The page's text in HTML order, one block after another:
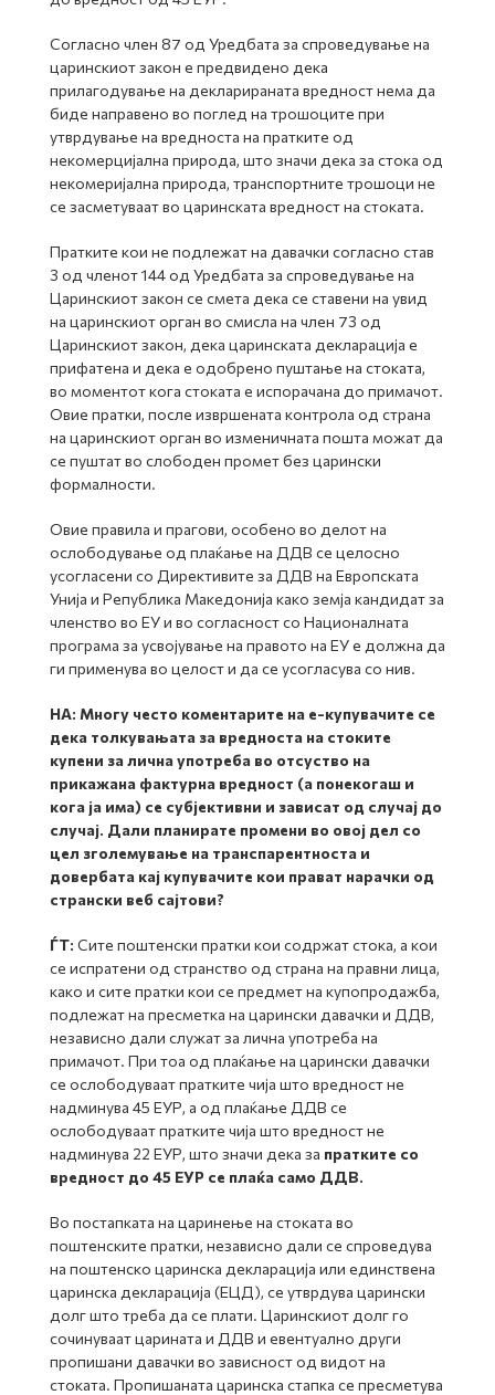
Согласно член 87 од Уредбата за спроведување на
царинскиот закон е предвидено дека
прилагодување на декларираната вредност нема да
биде направено во поглед на трошоците при
утврдување на вредноста на пратките од
некомерцијална природа, што значи дека за стока од
некомеријална природа, транспортните трошоци не
се засметуваат во царинската вредност на стоката.
Пратките кои не подлежат на давачки согласно став
3 од членот 144 од Уредбата за спроведување на
Царинскиот закон се смета дека се ставени на увид
на царинскиот орган во смисла на член 73 од
Царинскиот закон, дека царинската декларација е
прифатена и дека е одобрено пуштање на стоката,
во моментот кога стоката е испорачана до примачот.
Овие пратки, после извршената контрола од страна
на царинскиот орган во изменичната пошта можат да
се пуштат во слободен промет без царински
формалности.
Овие правила и прагови, особено во делот на
ослободување од плаќање на ДДВ се целосно
усогласени со Директивите за ДДВ на Европската
Унија и Република Македонија како земја кандидат за
членство во ЕУ и во согласност со Националната
програма за усвојување на правото на ЕУ е должна да
ги применува во целост и да се усогласува со нив.
НА: Многу често коментарите на е-купувачите се
дека толкувањата за вредноста на стоките
купени за лична употреба во отсуство на
прикажана фактурна вредност (а понекогаш и
кога ја има) се субјективни и зависат од случај до
случај. Дали планирате промени во овој дел со
цел зголемување на транспарентноста и
довербата кај купувачите кои прават нарачки од
странски веб сајтови?
ЃТ: Сите поштенски пратки кои содржат стока, а кои
се испратени од странство од страна на правни лица,
како и сите пратки кои се предмет на купопродажба,
подлежат на пресметка на царински давачки и ДДВ,
независно дали служат за лична употреба на
примачот. При тоа од плаќање на царински давачки
се ослободуваат пратките чија што вредност не
надминува 45 ЕУР, а од плаќање ДДВ се
ослободуваат пратките чија што вредност не
надминува 22 ЕУР, што значи дека за пратките со
вредност до 45 ЕУР се плаќа само ДДВ.
Во постапката на царинење на стоката во
поштенските пратки, независно дали се спроведува
на поштенско царинска декларација или единствена
царинска декларација (ЕЦД), се утврдува царински
долг што треба да се плати. Царинскиот долг го
сочинуваат царината и ДДВ и евентуално други
пропишани давачки во зависност од видот на
стоката. Пропишаната царинска стапка се пресметува